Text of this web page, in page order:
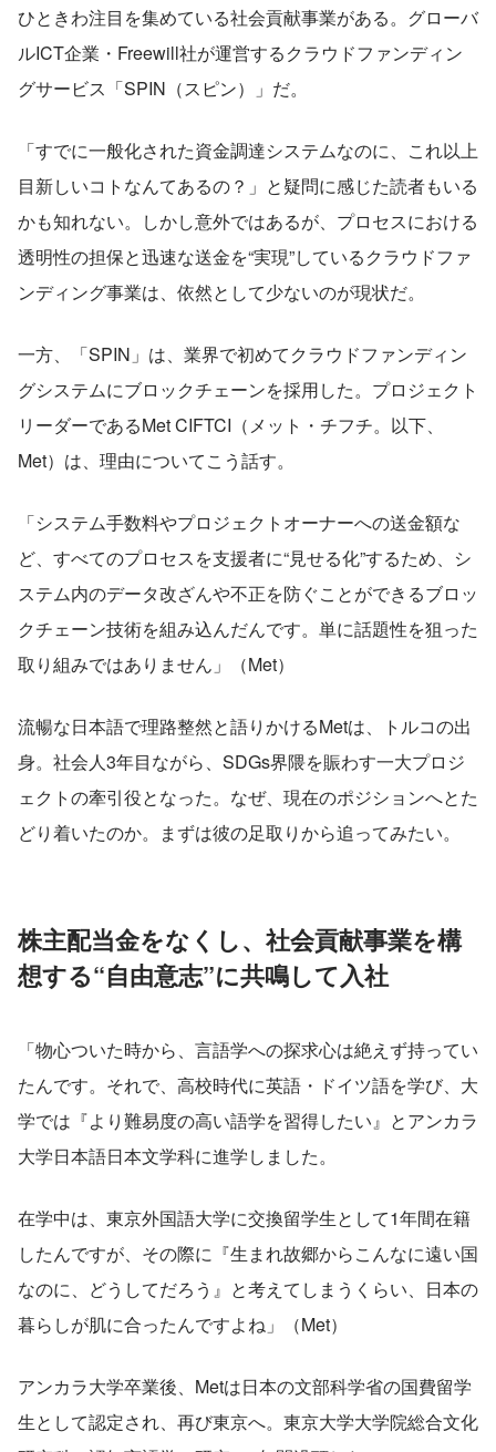
ひときわ注目を集めている社会貢献事業がある。グローバ
ルICT企業・Freewill社が運営するクラウドファンディン
グサービス「SPIN（スピン）」だ。
「すでに一般化された資金調達システムなのに、これ以上
目新しいコトなんてあるの？」と疑問に感じた読者もいる
かも知れない。しかし意外ではあるが、プロセスにおける
透明性の担保と迅速な送金を“実現”しているクラウドファ
ンディング事業は、依然として少ないのが現状だ。
一方、「SPIN」は、業界で初めてクラウドファンディン
グシステムにブロックチェーンを採用した。プロジェクト
リーダーであるMet CIFTCI（メット・チフチ。以下、
Met）は、理由についてこう話す。
「システム手数料やプロジェクトオーナーへの送金額な
ど、すべてのプロセスを支援者に“見せる化”するため、シ
ステム内のデータ改ざんや不正を防ぐことができるブロッ
クチェーン技術を組み込んだんです。単に話題性を狙った
取り組みではありません」（Met）
流暢な日本語で理路整然と語りかけるMetは、トルコの出
身。社会人3年目ながら、SDGs界隈を賑わす一大プロジ
ェクトの牽引役となった。なぜ、現在のポジションへとた
どり着いたのか。まずは彼の足取りから追ってみたい。
株主配当金をなくし、社会貢献事業を構
想する“自由意志”に共鳴して入社
「物心ついた時から、言語学への探求心は絶えず持ってい
たんです。それで、高校時代に英語・ドイツ語を学び、大
学では『より難易度の高い語学を習得したい』とアンカラ
大学日本語日本文学科に進学しました。
在学中は、東京外国語大学に交換留学生として1年間在籍
したんですが、その際に『生まれ故郷からこんなに遠い国
なのに、どうしてだろう』と考えてしまうくらい、日本の
暮らしが肌に合ったんですよね」（Met）
アンカラ大学卒業後、Metは日本の文部科学省の国費留学
生として認定され、再び東京へ。東京大学大学院総合文化